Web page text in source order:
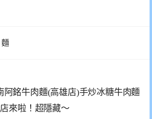
阿銘牛肉麵(高雄店)手炒冰糖牛肉麵
來啦！超隱藏～